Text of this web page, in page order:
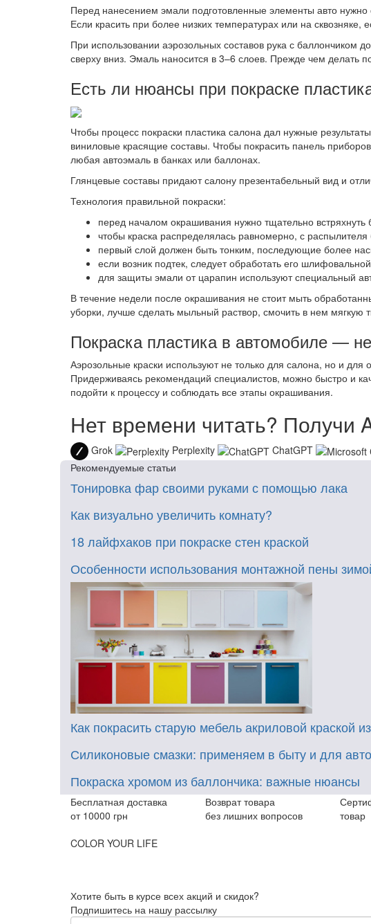
Перед нанесением эмали подготовленные элементы авто
Если красить при более низких температурах или на сквозняке,
При использовании аэрозольных составов рука с
сверху вниз. Эмаль наносится в 3–6 слоев. Прежде чем делать
Есть ли нюансы при покраске
Чтобы процесс покраски пластика салона дал нужные
виниловые красящие составы. Чтобы покрасить панель
любая автоэмаль в банках или баллонах.
Глянцевые составы придают салону презентабельный вид и
Технология правильной покраски:
перед началом окрашивания нужно тщательно встряхнуть
чтобы краска распределялась равномерно, с
первый слой должен быть тонким, последующие более
если возник подтек, следует обработать его
для защиты эмали от царапин используют специальный
В течение недели после окрашивания не стоит мыть
уборки, лучше сделать мыльный раствор, смочить в нем мягкую
Покраска пластика в автомобиле —
Аэрозольные краски используют не только для салона, но и
Придерживаясь рекомендаций специалистов, можно быстро и
подойти к процессу и соблюдать все этапы окрашивания.
Нет времени читать? Получи
Grok Perplexity ChatGPT
Рекомендуемые статьи
Тонировка фар своими руками с помощью лака
Как визуально увеличить комнату?
18 лайфхаков при покраске стен краской
Особенности использования монтажной пены
Как покрасить старую мебель акриловой краской
Силиконовые смазки: применяем в быту и для
Покраска хромом из баллончика: важные нюансы
Бесплатная доставка
от 10000 грн
Возврат товара
без лишних вопросов
товар
COLOR YOUR LIFE
Хотите быть в курсе всех акций и скидок?
Подпишитесь на нашу рассылку